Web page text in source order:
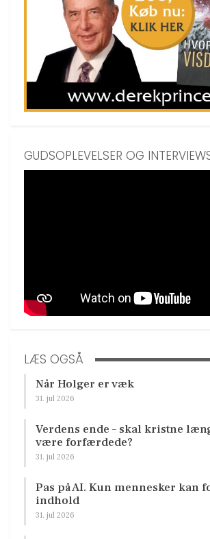
GUDSOPLEVELSER OG
LÆS OGSÅ
Når Holger er væk
31. jul 2026
Verdens ende – skal kristne
være forfærdede?
31. jul 2026
Pas på AI. Kun mennesker kan
indhold
31. jul 2026